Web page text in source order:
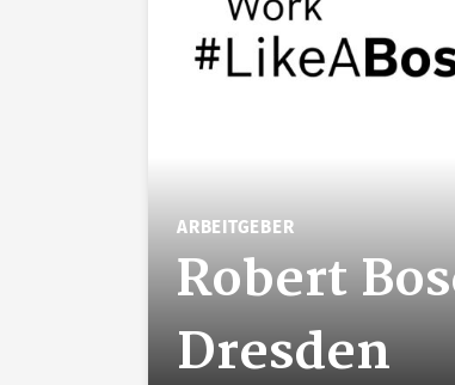
ARBEITGEBER
Robert
Dresden